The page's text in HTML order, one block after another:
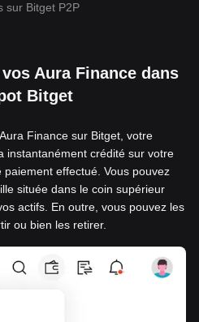
sur Bitget P2P
Aura Finance dans
Bitget
Finance sur Bitget, votre
instantanément crédité sur votre
effectué. Vous pouvez
située dans le coin supérieur
actifs. En outre, vous pouvez les
ou bien les retirer.